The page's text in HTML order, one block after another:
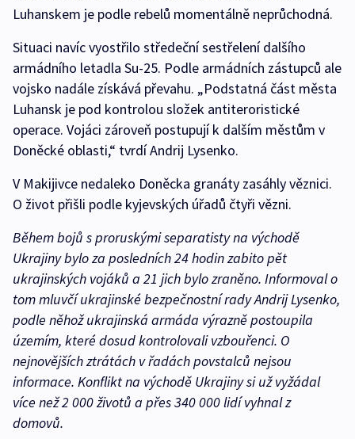
Luhanskem je podle rebelů momentálně neprůchodná.
Situaci navíc vyostřilo středeční sestřelení dalšího
armádního letadla Su-25. Podle armádních zástupců ale
vojsko nadále získává převahu. „Podstatná část města
Luhansk je pod kontrolou složek antiteroristické
operace. Vojáci zároveň postupují k dalším městům v
Doněcké oblasti,“ tvrdí Andrij Lysenko.
V Makijivce nedaleko Doněcka granáty zasáhly věznici.
O život přišli podle kyjevských úřadů čtyři vězni.
Během bojů s proruskými separatisty na východě
Ukrajiny bylo za posledních 24 hodin zabito pět
ukrajinských vojáků a 21 jich bylo zraněno. Informoval o
tom mluvčí ukrajinské bezpečnostní rady Andrij Lysenko,
podle něhož ukrajinská armáda výrazně postoupila
územím, které dosud kontrolovali vzbouřenci. O
nejnovějších ztrátách v řadách povstalců nejsou
informace. Konflikt na východě Ukrajiny si už vyžádal
více než 2 000 životů a přes 340 000 lidí vyhnal z
domovů.